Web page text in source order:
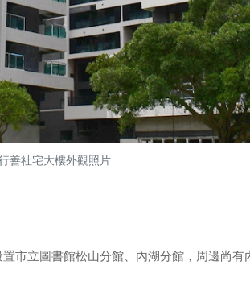
善社宅大樓外觀照片
市立圖書館松山分館、內湖分館，周邊尚